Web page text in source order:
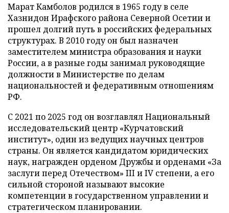
Марат Камболов родился в 1965 году в селе
Хазнидон Ирафского района Северной Осетии и
прошел долгий путь в российских федеральных
структурах. В 2010 году он был назначен
заместителем министра образования и науки
России, а в разные годы занимал руководящие
должности в Министерстве по делам
национальностей и федеративным отношениям
РФ.
С 2021 по 2025 год он возглавлял Национальный
исследовательский центр «Курчатовский
институт», один из ведущих научных центров
страны. Он является кандидатом юридических
наук, награжден орденом Дружбы и орденами «За
заслуги перед Отечеством» III и IV степени, а его
сильной стороной называют высокие
компетенции в государственном управлении и
стратегическом планировании.